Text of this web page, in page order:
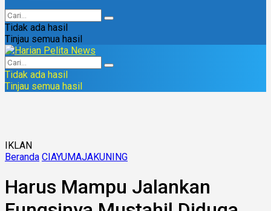
Tidak ada hasil
Tinjau semua hasil
Tidak ada hasil
Tinjau semua hasil
IKLAN
Beranda CIAYUMAJAKUNING
Harus Mampu Jalankan